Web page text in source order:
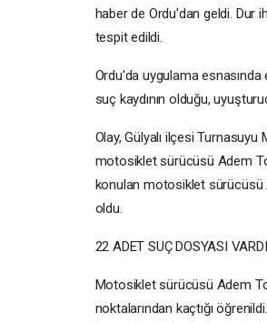
haber de Ordu'dan geldi. Dur
tespit edildi.
Ordu'da uygulama
suç kaydının olduğu,
Olay, Gülyalı ilçesi
motosiklet sürücüsü Adem
konulan motosiklet sürücüsü
oldu.
22 ADET SUÇ DOSYASI VARDI
Motosiklet sürücüsü Adem
noktalarından kaçtığı